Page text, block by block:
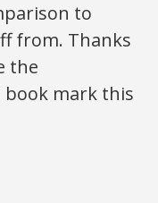
to
from. Thanks
the
book mark this